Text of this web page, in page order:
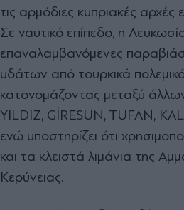
τις αρμόδιες κυπριακές αρχές
Σε ναυτικό επίπεδο, η
επαναλαμβανόμενες
υδάτων από τουρκικά
κατονομάζοντας μεταξύ
YILDIZ, GİRESUN, TUFAN,
ενώ υποστηρίζει ότι
και τα κλειστά λιμάνια της
Κερύνειας.